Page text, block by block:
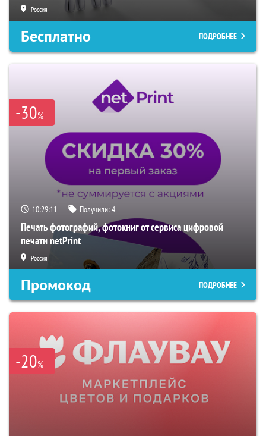
Россия
Бесплатно ПОДРОБНЕЕ
-30%
10:29:10 Получили:4
Печать фотографий, фотокниг от сервиса цифровой
печати netPrint
Россия
Промокод ПОДРОБНЕЕ
-20%